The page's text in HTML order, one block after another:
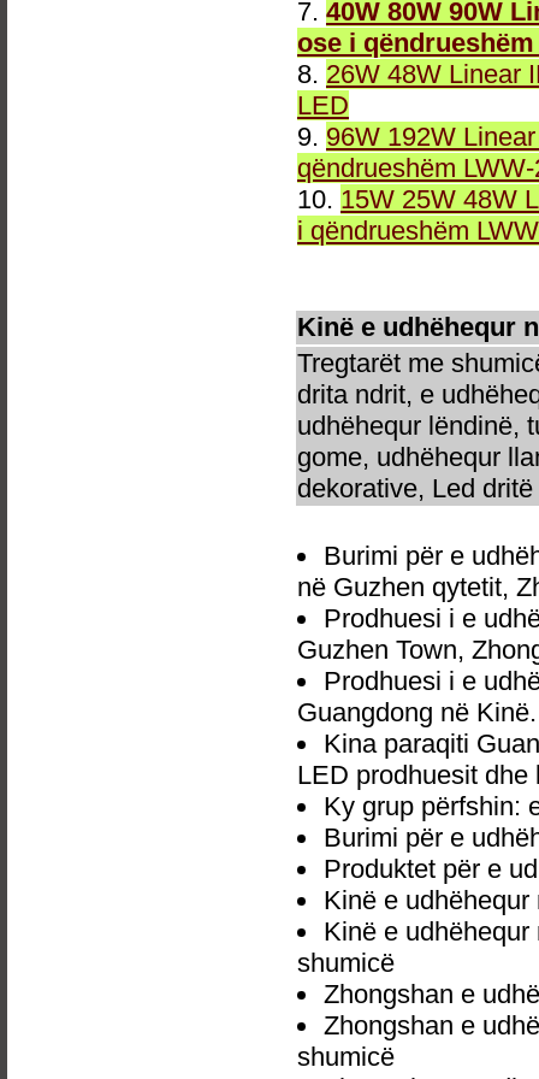
7. 40W 80W 90W
ose i
8. 26W 48W Linear
LED
9. 96W 192W
qëndrueshëm
10. 15W 25W 48W
i qëndrueshëm
Kinë e udhëhequr
Tregtarët me
drita ndrit, e
udhëhequr lëndinë,
gome, udhëhequr
dekorative, Led
Burimi për e
në Guzhen qytetit,
Prodhuesi i e
Guzhen Town,
Prodhuesi i e
Guangdong në Kinë.
Kina paraqiti
LED prodhuesit dhe
Ky grup përfshin:
Burimi për e
Produktet për e
Kinë e
Kinë e
shumicë
Zhongshan e
Zhongshan e
shumicë